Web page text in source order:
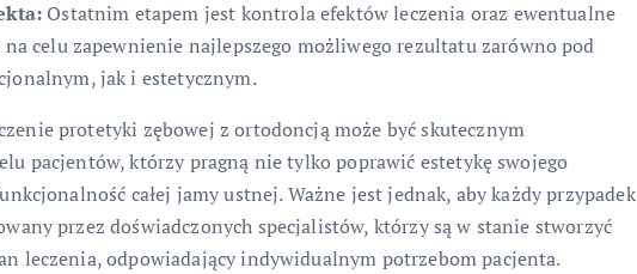
Ostatnim etapem jest kontrola efektów leczenia oraz ewentualne
na celu zapewnienie najlepszego możliwego rezultatu zarówno pod
jak i estetycznym.
protetyki zębowej z ortodoncją może być skutecznym
pacjentów, którzy pragną nie tylko poprawić estetykę swojego
całej jamy ustnej. Ważne jest jednak, aby każdy przypadek
przez doświadczonych specjalistów, którzy są w stanie stworzyć
leczenia, odpowiadający indywidualnym potrzebom pacjenta.